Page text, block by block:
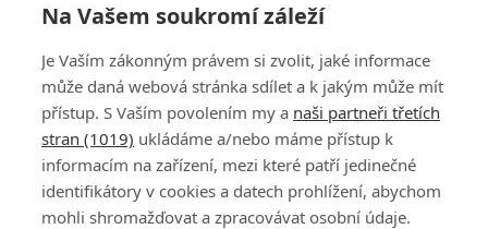
PŘIHLÁSIT
REGISTROVAT
DISKUZE
Na Vašem soukromí záleží
Je Vaším zákonným právem si zvolit, jaké informace
může daná webová stránka sdílet a k jakým může mít
přístup. S Vaším povolením my a naši partneři třetích
stran (1019) ukládáme a/nebo máme přístup k
informacím na zařízení, mezi které patří jedinečné
identifikátory v cookies a datech prohlížení, abychom
mohli shromažďovat a zpracovávat osobní údaje.